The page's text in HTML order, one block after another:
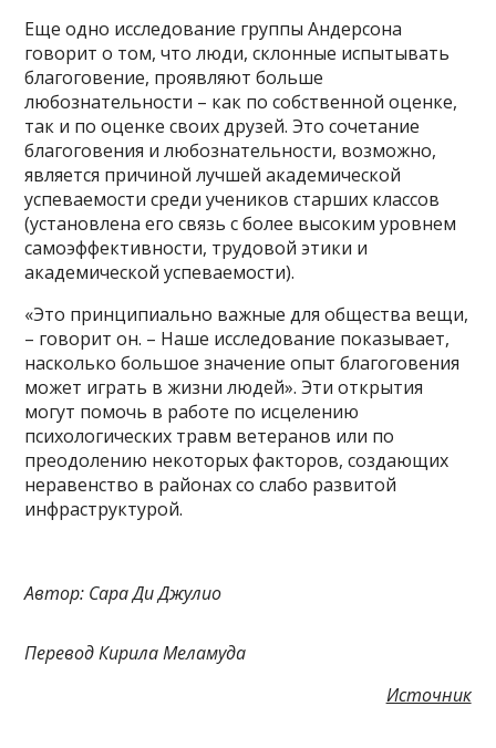
Еще одно исследование группы Андерсона
говорит о том, что люди, склонные испытывать
благоговение, проявляют больше
любознательности – как по собственной оценке,
так и по оценке своих друзей. Это сочетание
благоговения и любознательности, возможно,
является причиной лучшей академической
успеваемости среди учеников старших классов
(установлена его связь с более высоким уровнем
самоэффективности, трудовой этики и
академической успеваемости).
«Это принципиально важные для общества вещи,
– говорит он. – Наше исследование показывает,
насколько большое значение опыт благоговения
может играть в жизни людей». Эти открытия
могут помочь в работе по исцелению
психологических травм ветеранов или по
преодолению некоторых факторов, создающих
неравенство в районах со слабо развитой
инфраструктурой.
Автор: Сара Ди Джулио
Перевод Кирила Меламуда
Источник